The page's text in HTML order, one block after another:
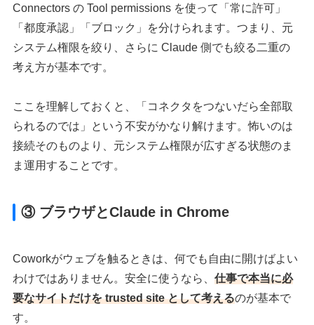
Connectors の Tool permissions を使って「常に許可」
「都度承認」「ブロック」を分けられます。つまり、元
システム権限を絞り、さらに Claude 側でも絞る二重の
考え方が基本です。
ここを理解しておくと、「コネクタをつないだら全部取
られるのでは」という不安がかなり解けます。怖いのは
接続そのものより、元システム権限が広すぎる状態のま
ま運用することです。
③ ブラウザとClaude in Chrome
Coworkがウェブを触るときは、何でも自由に開けばよい
わけではありません。安全に使うなら、仕事で本当に必
要なサイトだけを trusted site として考えるのが基本で
す。